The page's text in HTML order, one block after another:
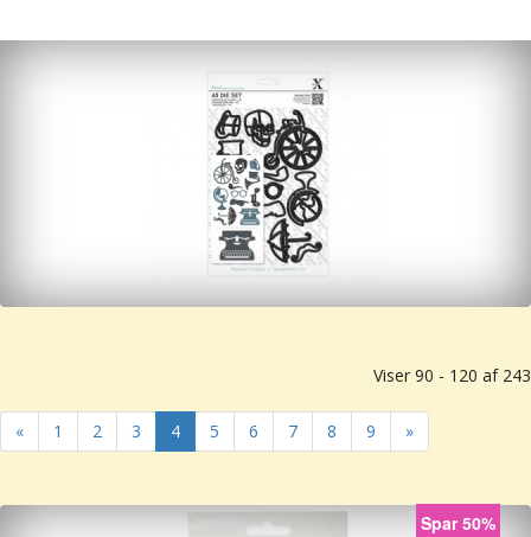
Viser 90 - 120 af 243
« 1 2 3 4 5 6 7 8 9 »
Spar 50%